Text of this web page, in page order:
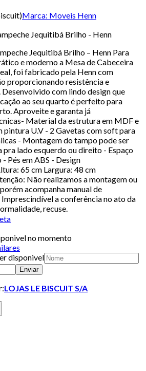
)Marca: Moveis Henn
Jequitibá Brilho - Henn
Jequitibá Brilho – Henn Para
e moderno a Mesa de Cabeceira
foi fabricado pela Henn com
proporcionando resistência e
com lindo design que
ao seu quarto é perfeito para
Aproveite e garanta já
Material da estrutura em MDF e
U.V - 2 Gavetas com soft para
- Montagem do tampo pode ser
lado esquerdo ou direito - Espaço
Pés em ABS - Design
65 cm Largura: 48 cm
Não realizamos a montagem ou
acompanha manual de
a conferência no ato da
recuse.
no momento
disponivel
Enviar
LOJAS LE BISCUIT S/A